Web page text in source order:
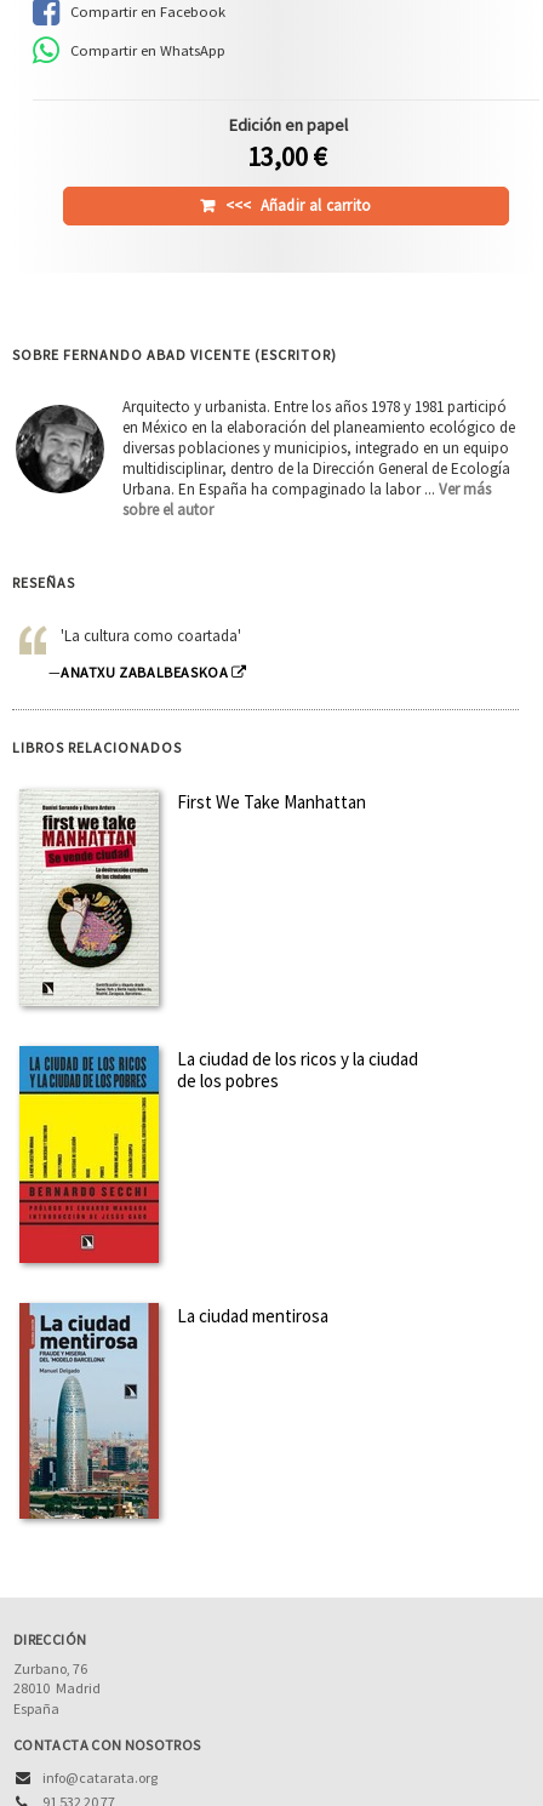
Compartir en Facebook
Compartir en WhatsApp
Edición en papel
13,00 €
<<< Añadir al carrito
SOBRE FERNANDO ABAD VICENTE (ESCRITOR)
Arquitecto y urbanista. Entre los años 1978 y 1981 participó
en México en la elaboración del planeamiento ecológico de
diversas poblaciones y municipios, integrado en un equipo
multidisciplinar, dentro de la Dirección General de Ecología
Urbana. En España ha compaginado la labor ... Ver más
sobre el autor
RESEÑAS
'La cultura como coartada'
—ANATXU ZABALBEASKOA
LIBROS RELACIONADOS
First We Take Manhattan
La ciudad de los ricos y la ciudad
de los pobres
La ciudad mentirosa
DIRECCIÓN
Zurbano, 76
28010 Madrid
España
CONTACTA CON NOSOTROS
info@catarata.org
91 532 20 77